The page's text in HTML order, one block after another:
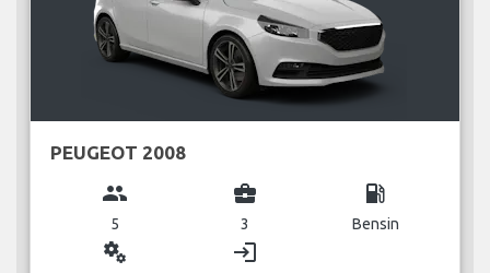
PEUGEOT 2008
group
5
business_center
3
local_gas_station
Bensin
miscellaneous_services login